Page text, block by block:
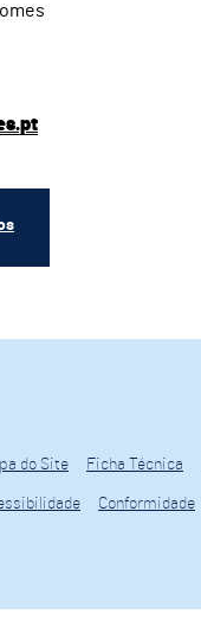
do Site Ficha Técnica
Conformidade